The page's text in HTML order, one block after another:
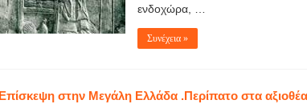
ενδοχώρα, …
Συνέχεια »
Επίσκεψη στην Μεγάλη Ελλάδα .Περίπατο στα